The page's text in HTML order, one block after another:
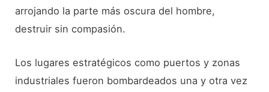
arrojando la parte más oscura del hombre,
destruir sin compasión.
Los lugares estratégicos como puertos y zonas
industriales fueron bombardeados una y otra vez